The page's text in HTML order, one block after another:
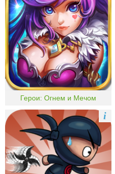
Герои: Огнем и Мечом
i